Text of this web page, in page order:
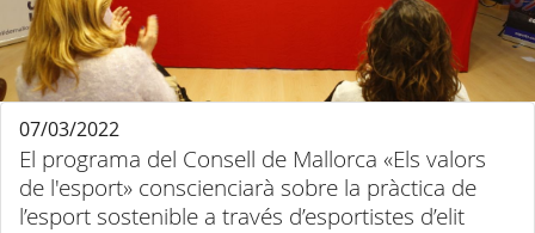
El programa del Consell de Mallorca «Els valors
de l'esport» conscienciarà sobre la pràctica de
l’esport sostenible a través d’esportistes d’elit
07/03/2022